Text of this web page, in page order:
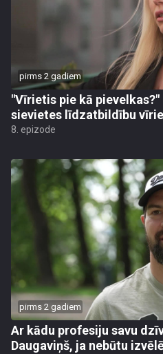
pirms 2 gadiem
"Vīrietis pie kā
sievietes līdzatbildību
8. epizode
pirms 2 gadiem
Ar kādu profesiju savu
Daugaviņš, ja nebūtu